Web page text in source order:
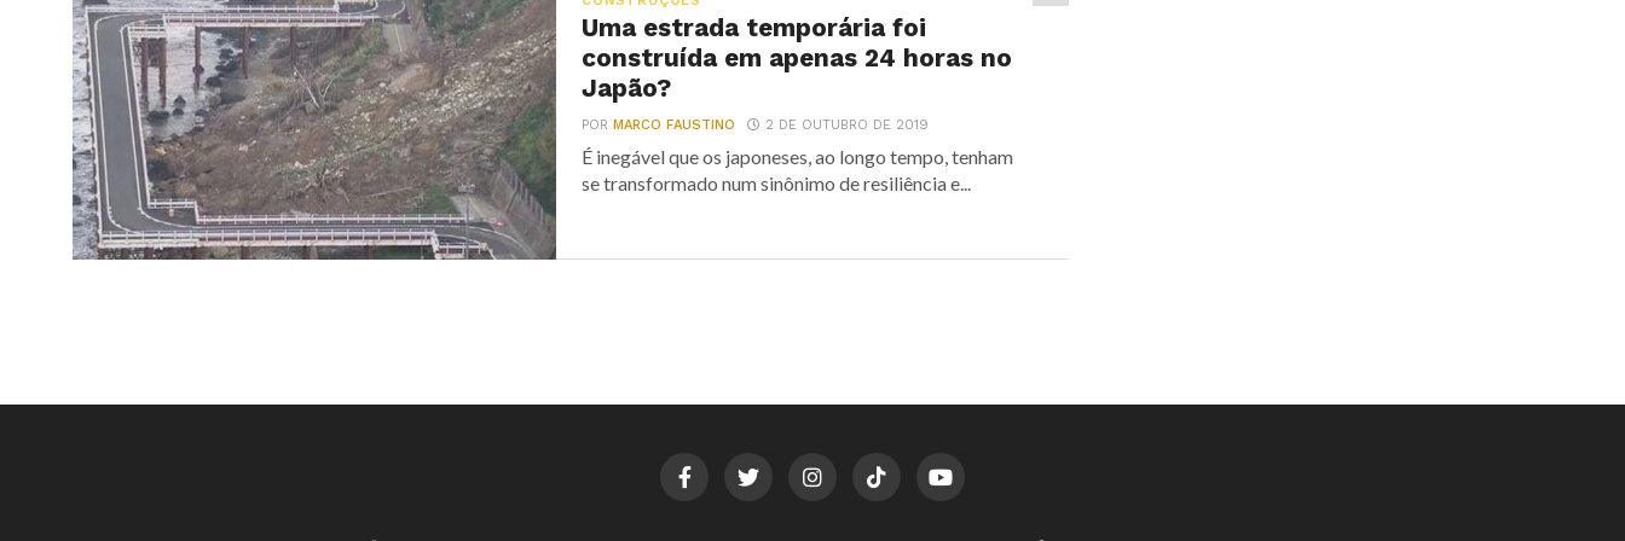
Uma estrada temporária foi
construída em apenas 24 horas no
Japão?
PORMARCO FAUSTINO 2 DE OUTUBRO DE 2019
É inegável que os japoneses, ao longo tempo, tenham
se transformado num sinônimo de resiliência e...